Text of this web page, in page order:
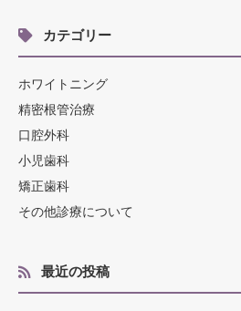
カテゴリー
ホワイトニング
精密根管治療
口腔外科
小児歯科
矯正歯科
その他診療について
最近の投稿